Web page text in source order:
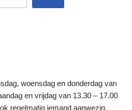
woensdag en donderdag van
en vrijdag van 13.30 – 17.00
regelmatig iemand aanwezig.